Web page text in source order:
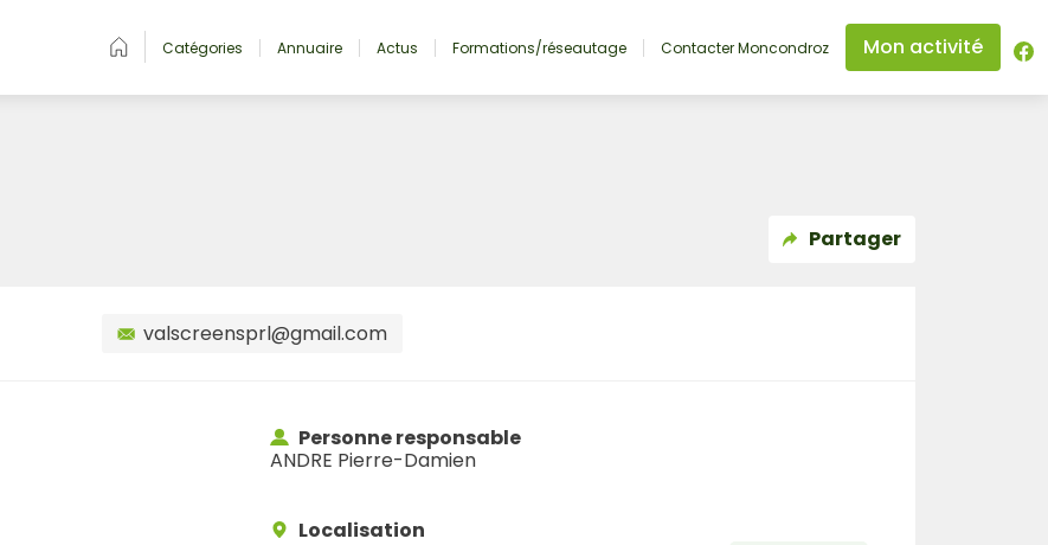
Catégories Annuaire Actus Formations/réseautage Contacter Moncondroz Mon activité
Partager
valscreensprl@gmail.com
Personne responsable
ANDRE Pierre-Damien
Localisation